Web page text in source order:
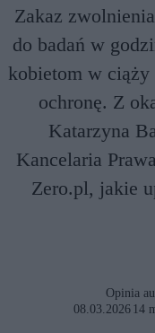
Zakaz
do badań w
kobietom w ciąży
ochronę. Z
Katarzyna
Kancelaria
Zero.pl, jakie
Opinia
08.03.2026 14